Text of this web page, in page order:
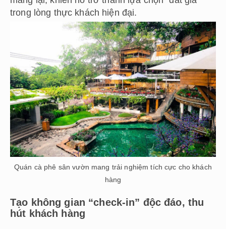
trong lòng thực khách hiện đại.
Quán cà phê sân vườn mang trải nghiệm tích cực cho khách
hàng
Tạo không gian “check-in” độc đáo, thu
hút khách hàng